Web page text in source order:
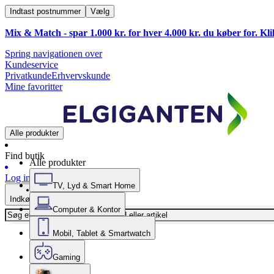
Indtast postnummer Vælg
Mix & Match - spar 1.000 kr. for hver 4.000 kr. du køber for.
Spring navigationen over
Kundeservice
PrivatkundeErhvervskunde
Mine favoritter
Alle produkter
Find butik
Log ind
Indkøbskurv
Alle produkter
TV, Lyd & Smart Home
Computer & Kontor
Mobil, Tablet & Smartwatch
Gaming